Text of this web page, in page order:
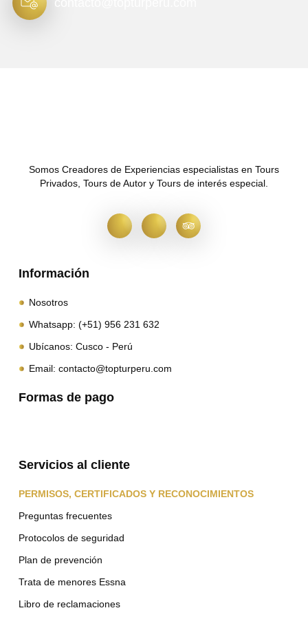
Somos Creadores de Experiencias especialistas en Tours
Privados, Tours de Autor y Tours de interés especial.
Información
Nosotros
Whatsapp: (+51) 956 231 632
Ubícanos: Cusco - Perú
Email: contacto@topturperu.com
Formas de pago
Servicios al cliente
PERMISOS, CERTIFICADOS Y RECONOCIMIENTOS
Preguntas frecuentes
Protocolos de seguridad
Plan de prevención
Trata de menores Essna
Libro de reclamaciones